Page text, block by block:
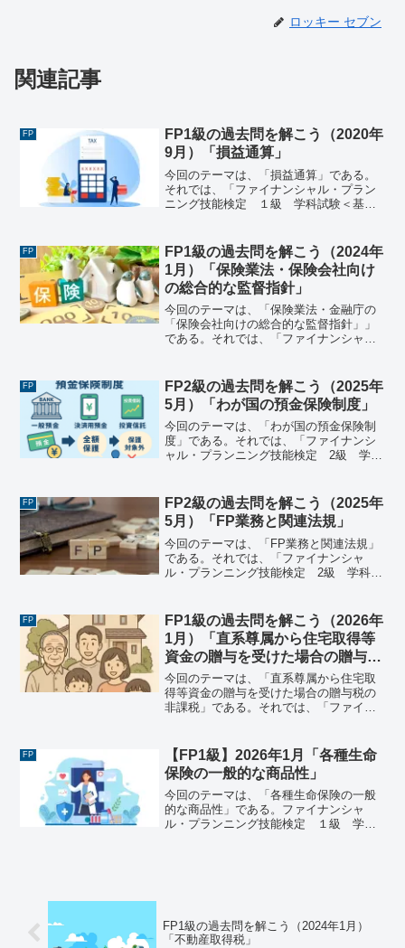
ロッキー セブン
関連記事
FP
FP1級の過去問を解こう（2020年
9月）「損益通算」
今回のテーマは、「損益通算」である。
それでは、「ファイナンシャル・プラン
ニング技能検定 １級 学科試験＜基礎
ァイナンシャル・プランニング技能検
定 １級 学科試験＜...
FP
FP1級の過去問を解こう（2024年
1月）「保険業法・保険会社向け
の総合的な監督指針」
今回のテーマは、「保険業法・金融庁の
「保険会社向けの総合的な監督指針」」
である。それでは、「ファイナンシャ
施）」で出題された過去問にチャレンジ
してみよう。ファイナンシ...
FP
FP2級の過去問を解こう（2025年
5月）「わが国の預金保険制度」
今回のテーマは、「わが国の預金保険制
度」である。それでは、「ファイナンシ
ャル・プランニング技能検定 2級 学科
ァイナンシャル・プランニング技能検
定 2級 学科試験...
FP
FP2級の過去問を解こう（2025年
5月）「FP業務と関連法規」
今回のテーマは、「FP業務と関連法規」
である。それでは、「ファイナンシャ
ル・プランニング技能検定 2級 学科試
１ファイナンシャル・プランナー（以下
「ＦＰ」という...
FP
FP1級の過去問を解こう（2026年
1月）「直系尊属から住宅取得等
資金の贈与を受けた場合の贈与税
の非課税」
今回のテーマは、「直系尊属から住宅取
得等資金の贈与を受けた場合の贈与税の
非課税」である。それでは、「ファイナ
日実施）」で出題された過去問にチャレ
ンジしてみよう。ファ...
FP
【FP1級】2026年1月「各種生命
保険の一般的な商品性」
今回のテーマは、「各種生命保険の一般
的な商品性」である。ファイナンシャ
ル・プランニング技能検定 １級 学科
FP1級の過去問を解こう（2024年1月）
「不動産取得税」